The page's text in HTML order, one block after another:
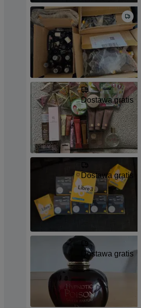
Dostawa gratis
Dostawa gratis
Dostawa gratis